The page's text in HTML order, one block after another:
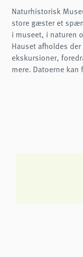
Naturhistorisk
store gæster et
i museet, i naturen
Hauset afholdes
ekskursioner,
mere. Datoerne
Denne cookie gemmer
Cookie duration:
Frontend User
Name:
Vi bruger Matomo til